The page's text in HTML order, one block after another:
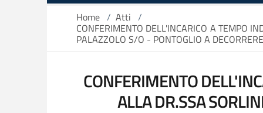
Home / Atti /
CONFERIMENTO DELL'INCARICO A TEMPO
PALAZZOLO S/O - PONTOGLIO A
CONFERIMENTO
ALLA DR.SSA